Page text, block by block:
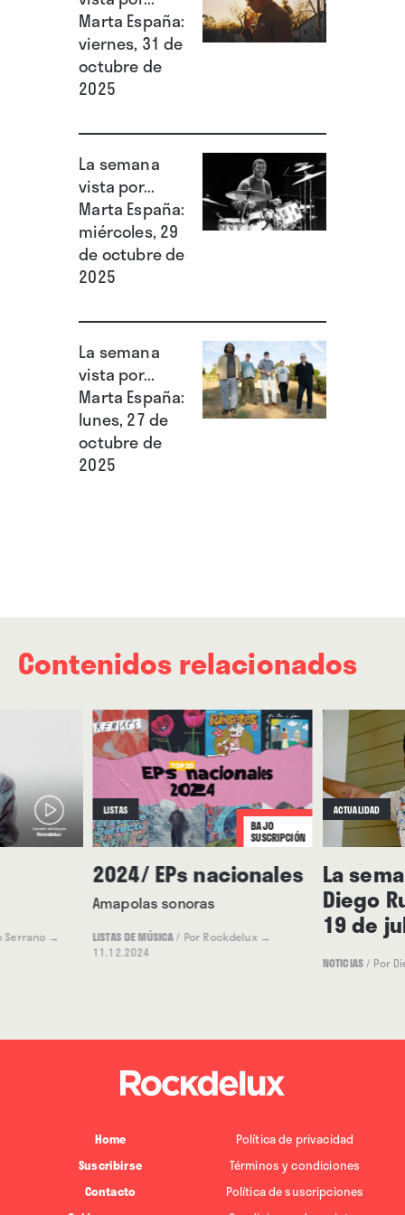
Marta España:
viernes, 31 de
octubre de
2025
La semana
vista por...
Marta España:
miércoles, 29
de octubre de
2025
La semana
vista por...
Marta España:
lunes, 27 de
octubre de
2025
Contenidos relacionados
Serrano →
BAJO
SUSCRIPCIÓN
LISTAS
2024/ EPs nacionales
Amapolas sonoras
LISTAS DE MÚSICA/ Por Rockdelux →
11.12.2024
ACTUALIDAD
La
Diego
19 de
NOTICIAS/ Por
Home
Suscribirse
Contacto
Política de privacidad
Términos y condiciones
Política de suscripciones